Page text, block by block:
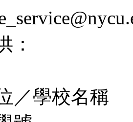
：
／學校名稱